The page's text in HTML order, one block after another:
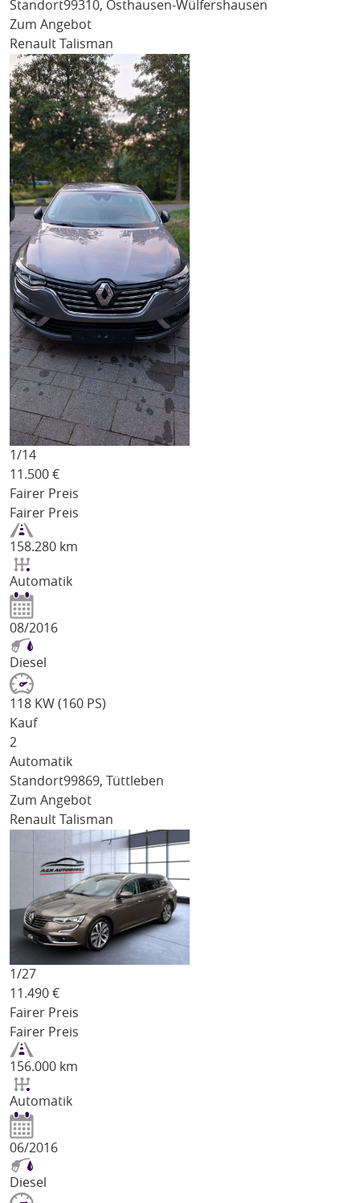
Standort99310, Osthausen-Wülfershausen
Zum Angebot
Renault Talisman
1/14
11.500 €
Fairer Preis
Fairer Preis
158.280 km
Automatik
08/2016
Diesel
118 KW (160 PS)
Kauf
2
Automatik
Standort99869, Tüttleben
Zum Angebot
Renault Talisman
1/27
11.490 €
Fairer Preis
Fairer Preis
156.000 km
Automatik
06/2016
Diesel